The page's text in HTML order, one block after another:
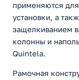
применяются
установки, а
защелкиванием
колонны и
Quintela.
Рамочная